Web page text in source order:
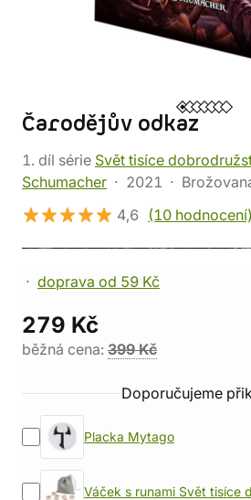
Čarodějův odkaz
1. díl série Svět tisíce
Schumacher
2021
4,6
(10 hodnocení)
doprava od 59 Kč
279 Kč
běžná cena: 399 Kč
Doporučujeme
Placka Mytago
Váček s runami Svět tisíce